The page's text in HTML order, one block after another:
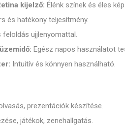
kijelző: Élénk színek és éles kép.
és hatékony teljesítmény.
feloldás ujjlenyomattal.
Egész napos használatot
Intuitív és könnyen használható.
prezentációk készítése.
játékok, zenehallgatás.